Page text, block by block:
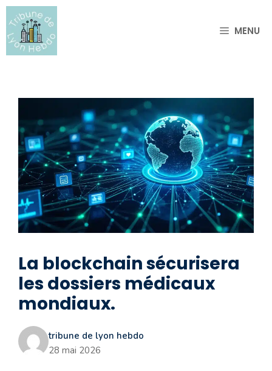
Aller
au
contenu
MENU
La blockchain sécurisera
les dossiers médicaux
mondiaux.
tribune de lyon hebdo
28 mai 2026